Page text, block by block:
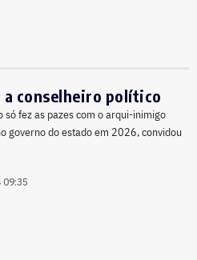
conselheiro político
só fez as pazes com o arqui-inimigo
governo do estado em 2026, convidou